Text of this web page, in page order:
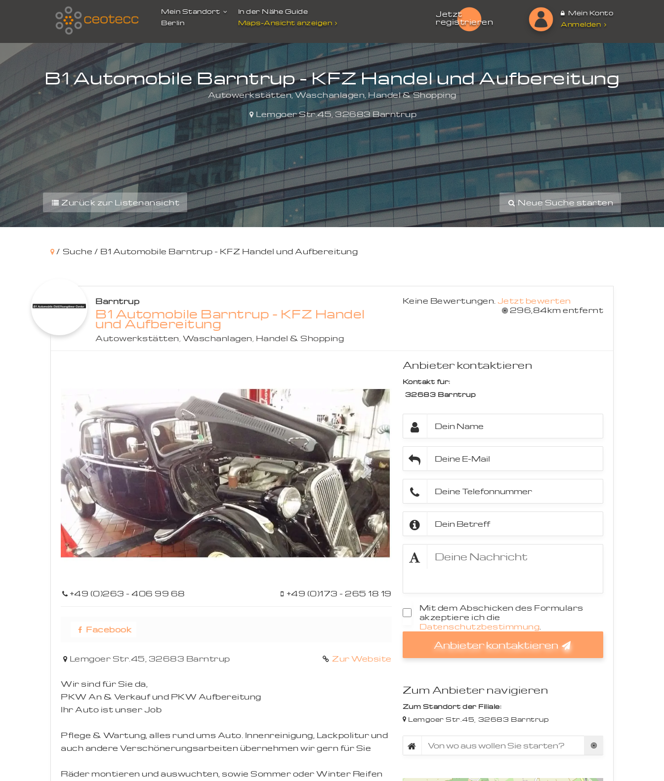
Mein Standort
Berlin
In der Nähe Guide
Maps-Ansicht anzeigen
Jetzt
registrieren
Mein Konto
Anmelden
B1 Automobile Barntrup - KFZ Handel und Aufbereitung
Autowerkstätten, Waschanlagen, Handel & Shopping
Lemgoer Str.45,32683 Barntrup
Zurück zur Listenansicht Neue Suche starten
/ Suche / B1 Automobile Barntrup - KFZ Handel und Aufbereitung
Barntrup
B1 Automobile Barntrup - KFZ Handel
und Aufbereitung
Autowerkstätten, Waschanlagen, Handel & Shopping
Keine Bewertungen. Jetzt bewerten
296,84km entfernt
Previous Next
+49 (0)263 - 406 99 68 +49 (0)173 - 265 18 19
Facebook
Lemgoer Str.45, 32683 Barntrup Zur Website
Wir sind für Sie da,
PKW An & Verkauf und PKW Aufbereitung
Ihr Auto ist unser Job
Pflege & Wartung, alles rund ums Auto. Innenreinigung, Lackpolitur und
auch andere Verschönerungsarbeiten übernehmen wir gern für Sie
Räder montieren und auswuchten, sowie Sommer oder Winter Reifen
Anbieter kontaktieren
Kontakt für:
32683 Barntrup
Mit dem Abschicken des Formulars
akzeptiere ich die
Datenschutzbestimmung.
Anbieter kontaktieren
Zum Anbieter navigieren
Zum Standort der Filiale:
Lemgoer Str.45, 32683 Barntrup